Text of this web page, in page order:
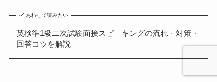
あわせて読みたい
英検準1級二次試験面接スピーキングの流れ・対策・
回答コツを解説